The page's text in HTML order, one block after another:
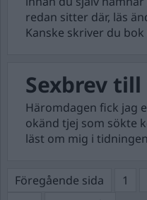
redan sitter där, läs
Kanske skriver du
Sexbrev
Häromdagen fick jag
okänd tjej som sökte
läst om mig i
Sidnumrering
Föregående sida Sida
1